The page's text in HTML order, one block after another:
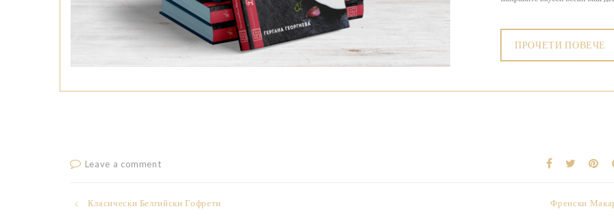
ПРОЧЕТИ ПОВЕЧЕ
Leave a comment
Post
Класически Белгийски Гофрети Френски